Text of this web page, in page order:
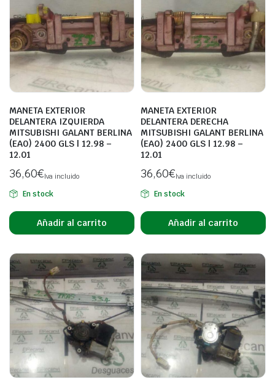
MANETA EXTERIOR
DELANTERA IZQUIERDA
MITSUBISHI GALANT BERLINA
(EA0) 2400 GLS | 12.98 –
12.01
36,60€Iva incluido
En stock
Añadir al carrito
MANETA EXTERIOR
DELANTERA DERECHA
MITSUBISHI GALANT BERLINA
(EA0) 2400 GLS | 12.98 –
12.01
36,60€Iva incluido
En stock
Añadir al carrito